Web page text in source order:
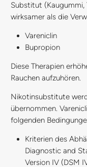
Substitut
wirksamer als die
Vareniclin
Bupropion
Diese Therapien
Rauchen aufzuhören.
Nikotinsubstitute
übernommen.
folgenden
Kriterien des
Diagnostic and
Version IV (DSM